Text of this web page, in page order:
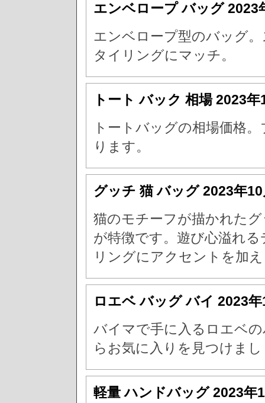
エンベロープ バッグ2023
エンベロープ型のバッグ
タイリングにマッチ。
トート バック 相場2023年
トートバッグの相場価格
ります。
グッチ 猫 バッグ2023年
猫のモチーフが描かれた
が特徴です。遊び心溢れ
リングにアクセントを加
ロエベ バッグ バイ 2023
バイマで手に入るロエベ
らお気に入りを見つけま
軽量 ハンドバッグ2023年